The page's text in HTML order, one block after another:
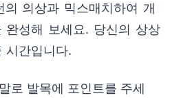
의 의상과 믹스매치하여 개
완성해 보세요. 당신의 상상
시간입니다.
로 발목에 포인트를 주세